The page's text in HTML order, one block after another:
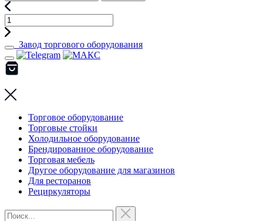
Завод торгового оборудования
Торговое оборудование
Торговые стойки
Холодильное оборудование
Брендированное оборудование
Торговая мебель
Другое оборудование для магазинов
Для ресторанов
Рециркуляторы